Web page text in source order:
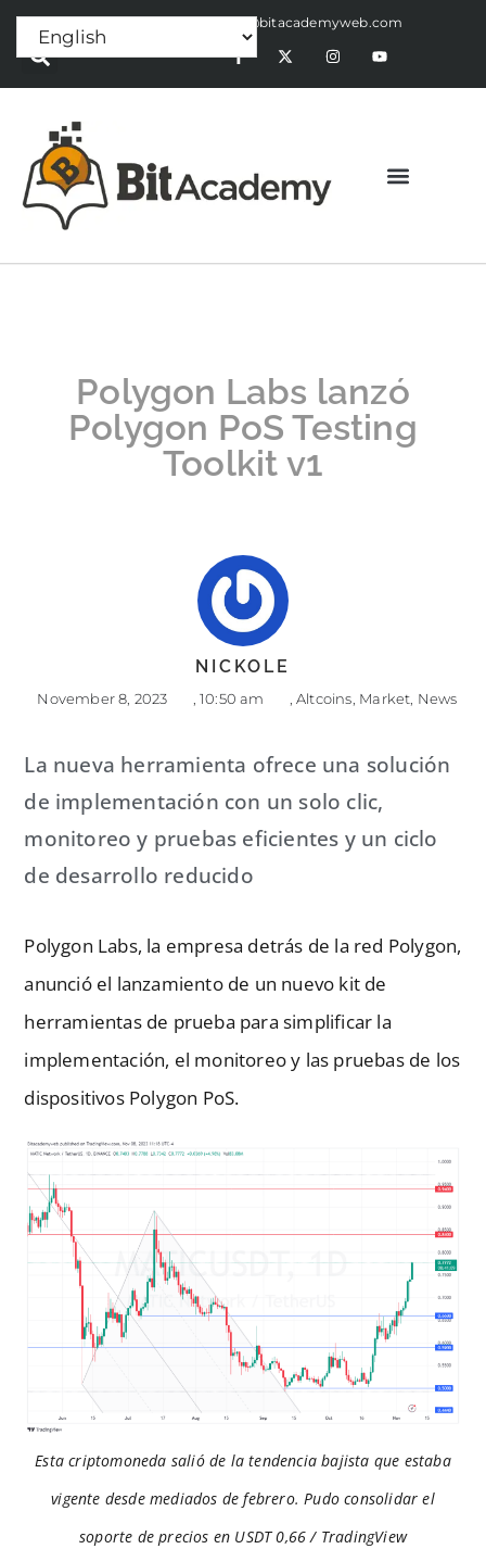
Press Release:alex@bitacademyweb.com
Polygon Labs lanzó
Polygon PoS Testing
Toolkit v1
NICKOLE
November 8, 2023 10:50 am Altcoins Market News
La nueva herramienta ofrece una solución
de implementación con un solo clic,
monitoreo y pruebas eficientes y un ciclo
de desarrollo reducido
Polygon Labs, la empresa detrás de la red Polygon,
anunció el lanzamiento de un nuevo kit de
herramientas de prueba para simplificar la
implementación, el monitoreo y las pruebas de los
dispositivos Polygon PoS.
Esta criptomoneda salió de la tendencia bajista que estaba
vigente desde mediados de febrero. Pudo consolidar el
soporte de precios en USDT 0,66 / TradingView